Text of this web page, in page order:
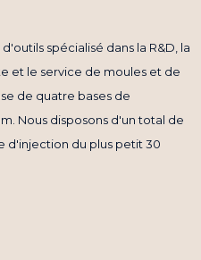
spécialisé dans la R&D, la
et le service de moules et de
de quatre bases de
Nous disposons d'un total de
d'injection du plus petit 30